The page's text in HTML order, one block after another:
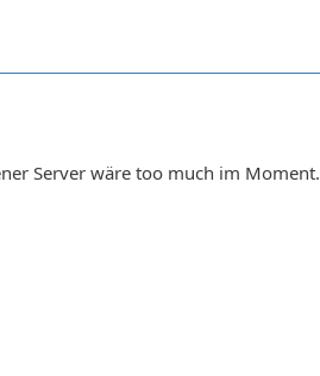
Server wäre too much im Moment.